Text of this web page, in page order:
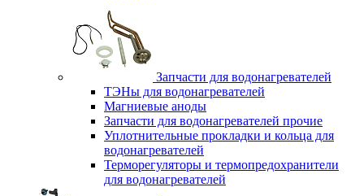
Запчасти для водонагревателей
ТЭНы для водонагревателей
Магниевые аноды
Запчасти для водонагревателей прочие
Уплотнительные прокладки и кольца для
водонагревателей
Терморегуляторы и термопредохранители
для водонагревателей